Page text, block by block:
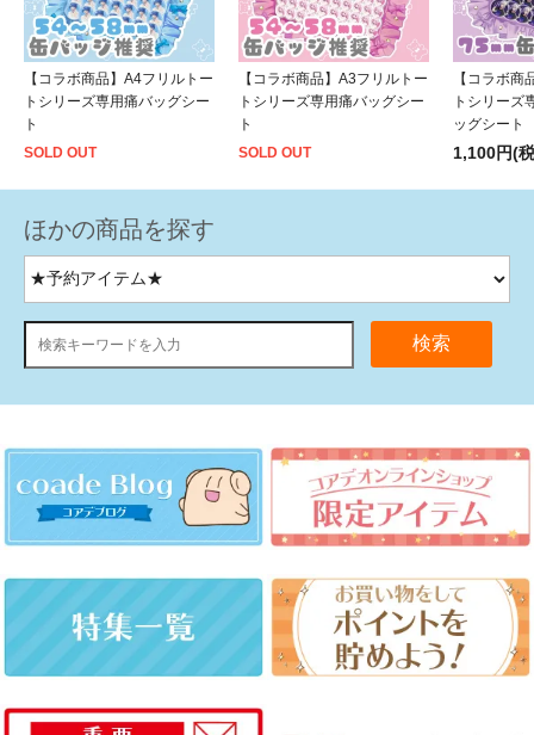
【コラボ商品】A4フリルトー
トシリーズ専用痛バッグシー
ト
SOLD OUT
【コラボ商品】A3フリルトー
トシリーズ専用痛バッグシー
ト
SOLD OUT
【コラボ商
トシリーズ
ッグシート
1,100円(
ほかの商品を探す
検索